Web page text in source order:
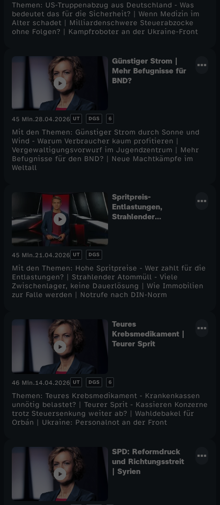
Themen: US-Truppenabzug aus Deutschland - Was
bedeutet das für die Sicherheit? | Wenn Medizin im
Alter schadet | Milliardenschwere Steuerabzocke
ohne Folgen? | Kampfroboter an der Ukraine-Front
Günstiger Strom |
Mehr Befugnisse für
BND?
45 Min.28.04.2026 UT DGS 6
Mit den Themen: Günstiger Strom durch Sonne und
Wind - Warum Verbraucher kaum profitieren |
Vergewaltigungsvorwurf im Jugendzentrum | Mehr
Befugnisse für den BND? | Neue Machtkämpfe im
Weltall
Spritpreis-
Entlastungen,
Strahlender
45 Min.21.04.2026 UT DGS
Mit den Themen: Hohe Spritpreise - Wer zahlt für die
Entlastungen? | Strahlender Atommüll - Viele
Zwischenlager, keine Dauerlösung | Wie Immobilien
zur Falle werden | Notrufe nach DIN-Norm
Teures
Krebsmedikament |
Teurer Sprit
46 Min.14.04.2026 UT DGS 6
Themen: Teures Krebsmedikament - Krankenkassen
unnötig belastet? | Teurer Sprit - Kassieren Konzerne
trotz Steuersenkung weiter ab? | Wahldebakel für
Orbán | Ukraine: Personalnot an der Front
SPD: Reformdruck
und Richtungsstreit
| Syrien